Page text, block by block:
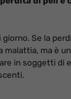
Se la
ma è
in soggetti di